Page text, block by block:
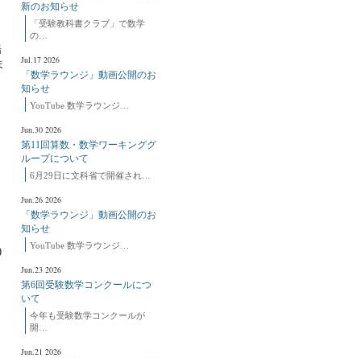
新のお知らせ
「受験教科書クラブ」で数学
の…
Jul.17 2026
「数学ラウンジ」動画公開のお
知らせ
YouTube 数学ラウンジ…
Jun.30 2026
第11回算数・数学ワーキンググ
ループについて
6月29日に文科省で開催され…
Jun.26 2026
「数学ラウンジ」動画公開のお
知らせ
YouTube 数学ラウンジ…
Jun.23 2026
第6回受験数学コンクールにつ
いて
今年も受験数学コンクールが
開…
Jun.21 2026